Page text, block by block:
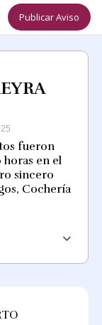
Publicar Aviso
fueron
horas en el
sincero
Cochería